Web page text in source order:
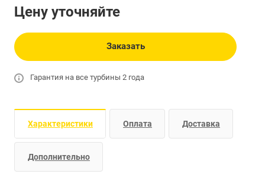
Цену уточняйте
Заказать
Гарантия на все турбины 2 года
Характеристики Оплата Доставка
Дополнительно